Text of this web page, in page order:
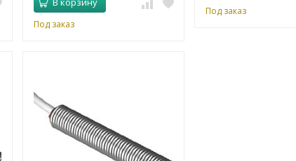
Под заказ
Под заказ